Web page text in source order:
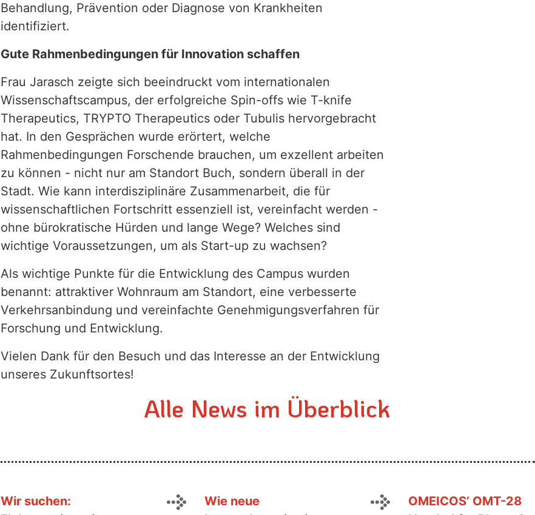
Behandlung, Prävention oder Diagnose von Krankheiten
identifiziert.
Gute Rahmenbedingungen für Innovation schaffen
Frau Jarasch zeigte sich beeindruckt vom internationalen
Wissenschaftscampus, der erfolgreiche Spin-offs wie T-knife
Therapeutics, TRYPTO Therapeutics oder Tubulis hervorgebracht
hat. In den Gesprächen wurde erörtert, welche
Rahmenbedingungen Forschende brauchen, um exzellent arbeiten
zu können - nicht nur am Standort Buch, sondern überall in der
Stadt. Wie kann interdisziplinäre Zusammenarbeit, die für
wissenschaftlichen Fortschritt essenziell ist, vereinfacht werden -
ohne bürokratische Hürden und lange Wege? Welches sind
wichtige Voraussetzungen, um als Start-up zu wachsen?
Als wichtige Punkte für die Entwicklung des Campus wurden
benannt: attraktiver Wohnraum am Standort, eine verbesserte
Verkehrsanbindung und vereinfachte Genehmigungsverfahren für
Forschung und Entwicklung.
Vielen Dank für den Besuch und das Interesse an der Entwicklung
unseres Zukunftsortes!
Alle News im Überblick
Wir suchen:
Wie neue
OMEICOS’ OMT-28